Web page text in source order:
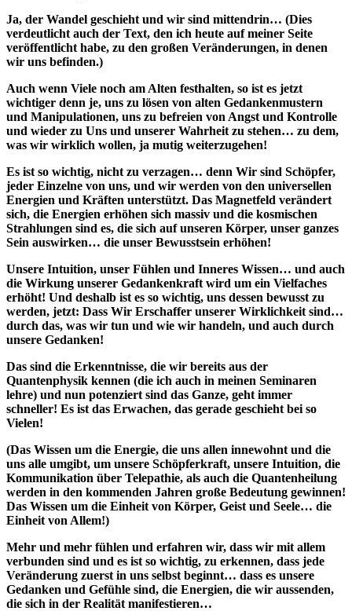
Ja, der Wandel geschieht und wir sind mittendrin… (Dies
verdeutlicht auch der Text, den ich heute auf meiner Seite
veröffentlicht habe, zu den großen Veränderungen, in denen
wir uns befinden.)
Auch wenn Viele noch am Alten festhalten, so ist es jetzt
wichtiger denn je, uns zu lösen von alten Gedankenmustern
und Manipulationen, uns zu befreien von Angst und Kontrolle
und wieder zu Uns und unserer Wahrheit zu stehen… zu dem,
was wir wirklich wollen, ja mutig weiterzugehen!
Es ist so wichtig, nicht zu verzagen… denn Wir sind Schöpfer,
jeder Einzelne von uns, und wir werden von den universellen
Energien und Kräften unterstützt. Das Magnetfeld verändert
sich, die Energien erhöhen sich massiv und die kosmischen
Strahlungen sind es, die sich auf unseren Körper, unser ganzes
Sein auswirken… die unser Bewusstsein erhöhen!
Unsere Intuition, unser Fühlen und Inneres Wissen… und auch
die Wirkung unserer Gedankenkraft wird um ein Vielfaches
erhöht! Und deshalb ist es so wichtig, uns dessen bewusst zu
werden, jetzt: Dass Wir Erschaffer unserer Wirklichkeit sind…
durch das, was wir tun und wie wir handeln, und auch durch
unsere Gedanken!
Das sind die Erkenntnisse, die wir bereits aus der
Quantenphysik kennen (die ich auch in meinen Seminaren
lehre) und nun potenziert sind das Ganze, geht immer
schneller! Es ist das Erwachen, das gerade geschieht bei so
Vielen!
(Das Wissen um die Energie, die uns allen innewohnt und die
uns alle umgibt, um unsere Schöpferkraft, unsere Intuition, die
Kommunikation über Telepathie, als auch die Quantenheilung
werden in den kommenden Jahren große Bedeutung gewinnen!
Das Wissen um die Einheit von Körper, Geist und Seele… die
Einheit von Allem!)
Mehr und mehr fühlen und erfahren wir, dass wir mit allem
verbunden sind und es ist so wichtig, zu erkennen, dass jede
Veränderung zuerst in uns selbst beginnt… dass es unsere
Gedanken und Gefühle sind, die Energien, die wir aussenden,
die sich in der Realität manifestieren…